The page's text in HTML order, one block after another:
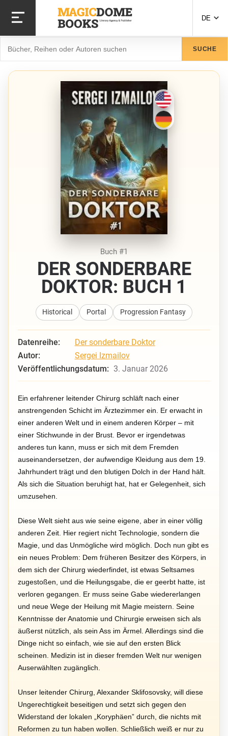
zum
Inhalt
DE
SUCHE
Buch #1
DER SONDERBARE
DOKTOR: BUCH 1
Historical Portal Progression Fantasy
Datenreihe:
Der sonderbare Doktor
Autor:
Sergei Izmailov
Veröffentlichungsdatum: 3. Januar 2026
Ein erfahrener leitender Chirurg schläft nach einer
anstrengenden Schicht im Ärztezimmer ein. Er erwacht in
einer anderen Welt und in einem anderen Körper – mit
einer Stichwunde in der Brust. Bevor er irgendetwas
anderes tun kann, muss er sich mit dem Fremden
auseinandersetzen, der aufwendige Kleidung aus dem 19.
Jahrhundert trägt und den blutigen Dolch in der Hand hält.
Als sich die Situation beruhigt hat, hat er Gelegenheit, sich
umzusehen.
Diese Welt sieht aus wie seine eigene, aber in einer völlig
anderen Zeit. Hier regiert nicht Technologie, sondern die
Magie, und das Unmögliche wird möglich. Doch nun gibt es
ein neues Problem: Dem früheren Besitzer des Körpers, in
dem sich der Chirurg wiederfindet, ist etwas Seltsames
zugestoßen, und die Heilungsgabe, die er geerbt hatte, ist
verloren gegangen. Er muss seine Gabe wiedererlangen
und neue Wege der Heilung mit Magie meistern. Seine
Kenntnisse der Anatomie und Chirurgie erweisen sich als
äußerst nützlich, als sein Ass im Ärmel. Allerdings sind die
Dinge nicht so einfach, wie sie auf den ersten Blick
scheinen. Medizin ist in dieser fremden Welt nur wenigen
Auserwählten zugänglich.
Unser leitender Chirurg, Alexander Sklifosovsky, will diese
Ungerechtigkeit beseitigen und setzt sich gegen den
Widerstand der lokalen „Koryphäen” durch, die nichts mit
Reformen zu tun haben wollen. Schließlich weiß er nur zu